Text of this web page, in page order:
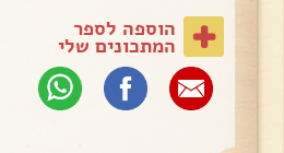
הוספה לספר
המתכונים שלי